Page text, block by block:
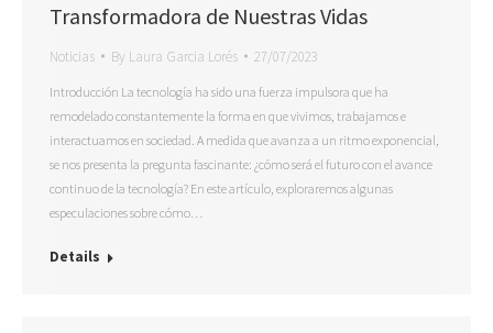
Transformadora de Nuestras Vidas
Noticias By Laura Garcia Lorés 27/07/2023
Introducción La tecnología ha sido una fuerza impulsora que ha
remodelado constantemente la forma en que vivimos, trabajamos e
interactuamos en sociedad. A medida que avanza a un ritmo exponencial,
se nos presenta la pregunta fascinante: ¿cómo será el futuro con el avance
continuo de la tecnología? En este artículo, exploraremos algunas
especulaciones sobre cómo…
Details